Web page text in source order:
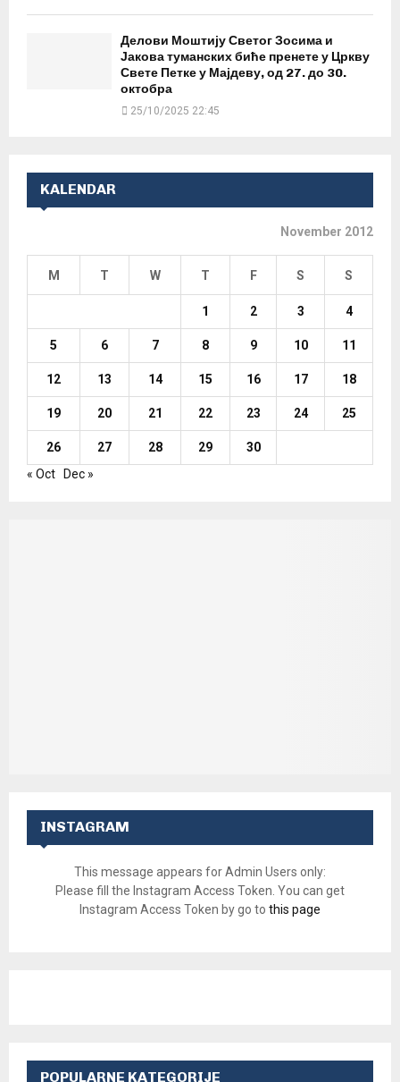
Делови Моштију Светог Зосима и
Јакова туманских биће пренете у Цркву
Свете Петке у Мајдеву, од 27. до 30.
октобра
25/10/2025 22:45
KALENDAR
November 2012
M T W T F S S
1 2 3 4
5 6 7 8 9 10 11
12 13 14 15 16 17 18
19 20 21 22 23 24 25
26 27 28 29
30
« Oct
Dec »
INSTAGRAM
This message appears for Admin Users only:
Please fill the Instagram Access Token. You can get
Instagram Access Token by go to this page
POPULARNE KATEGORIJE